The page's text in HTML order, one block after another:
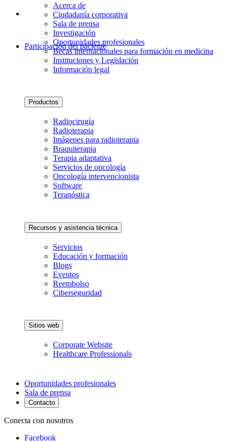
Participación del paciente
Acerca de
Ciudadanía corporativa
Sala de prensa
Investigación
Oportunidades profesionales
Becas internacionales para formación en medicina
Instituciones y Legislación
Información legal
Productos
Radiocirugía
Radioterapia
Imágenes para radioterapia
Braquiterapia
Terapia adaptativa
Servicios de oncología
Oncología intervencionista
Software
Teranóstica
Recursos y asistencia técnica
Servicios
Educación y formación
Blogs
Eventos
Reembolso
Ciberseguridad
Sitios web
Corporate Website
Healthcare Professionals
Oportunidades profesionales
Sala de prensa
Contacto
Conecta con nosotros
Facebook